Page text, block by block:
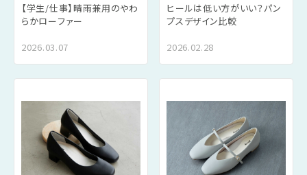
【学生/仕事】晴雨兼用のやわ
らかローファー
2026.03.07
ヒールは低い方がいい？パン
プスデザイン比較
2026.02.28